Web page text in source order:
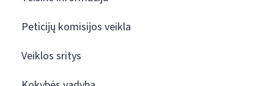
Peticijų komisijos veikla
Veiklos sritys